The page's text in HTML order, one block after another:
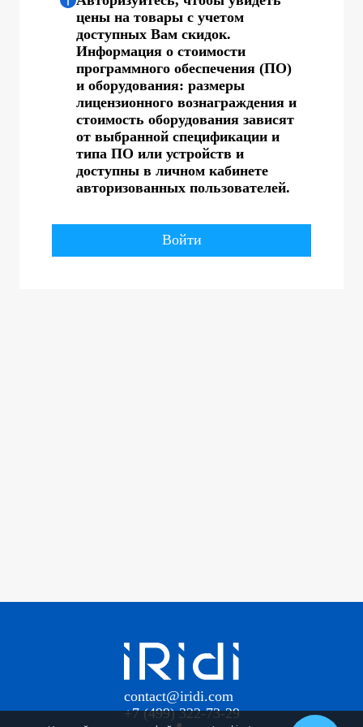
цены на товары с учетом
доступных Вам скидок.
Информация о стоимости
программного обеспечения (ПО)
и оборудования: размеры
лицензионного вознаграждения и
стоимость оборудования зависят
от выбранной спецификации и
типа ПО или устройств и
доступны в личном кабинете
авторизованных пользователей.
Войти
contact@iridi.com
+7 (499) 322-73-29